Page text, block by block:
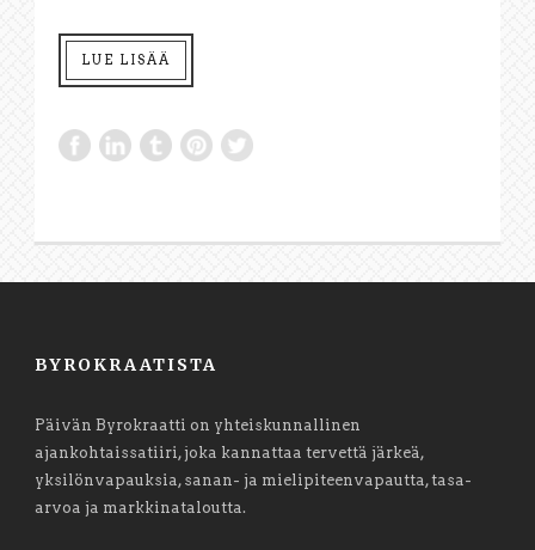
LUE LISÄÄ
BYROKRAATISTA
Päivän Byrokraatti on yhteiskunnallinen
ajankohtaissatiiri, joka kannattaa tervettä järkeä,
yksilönvapauksia, sanan- ja mielipiteenvapautta, tasa-
arvoa ja markkinataloutta.